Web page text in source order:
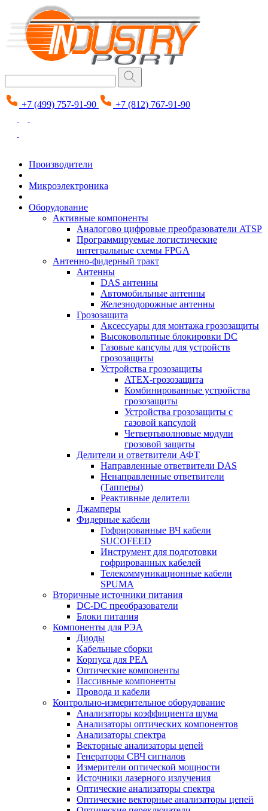
+7 (499) 757-91-90 +7 (812) 767-91-90
Производители
Микроэлектроника
Оборудование
Активные компоненты
Аналогово цифровые преобразователи ATSP
Программируемые логистические
интегральные схемы FPGA
Антенно-фидерный тракт
Антенны
DAS антенны
Автомобильные антенны
Железнодорожные антенны
Грозозащита
Аксессуары для монтажа грозозащиты
Высоковольтные блокировки DC
Газовые капсулы для устройств
грозозащиты
Устройства грозозащиты
ATEX-грозозащита
Комбинированные устройства
грозозащиты
Устройства грозозащиты с
газовой капсулой
Четвертьволновые модули
грозовой защиты
Делители и ответвители АФТ
Направленные ответвители DAS
Ненаправленные ответвители
(Тапперы)
Реактивные делители
Джамперы
Фидерные кабели
Гофрированные ВЧ кабели
SUCOFEED
Инструмент для подготовки
гофрированных кабелей
Телекоммуникационные кабели
SPUMA
Вторичные источники питания
DC-DC преобразователи
Блоки питания
Компоненты для РЭА
Диоды
Кабельные сборки
Корпуса для РЕА
Оптические компоненты
Пассивные компоненты
Провода и кабели
Контрольно-измерительное оборудование
Анализаторы коэффициента шума
Анализаторы оптических компонентов
Анализаторы спектра
Векторные анализаторы цепей
Генераторы СВЧ сигналов
Измерители оптической мощности
Источники лазерного излучения
Оптические анализаторы спектра
Оптические векторные анализаторы цепей